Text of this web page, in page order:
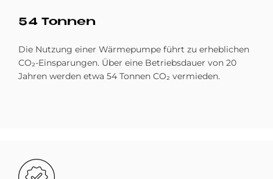
54 Ton­nen
Die Nutzung einer Wärmepumpe führt zu erheblichen
CO₂-Einsparungen. Über eine Betriebsdauer von 20
Jahren werden etwa 54 Tonnen CO₂ vermieden.
Bild